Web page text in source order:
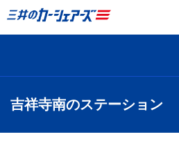
吉祥寺南のステーション